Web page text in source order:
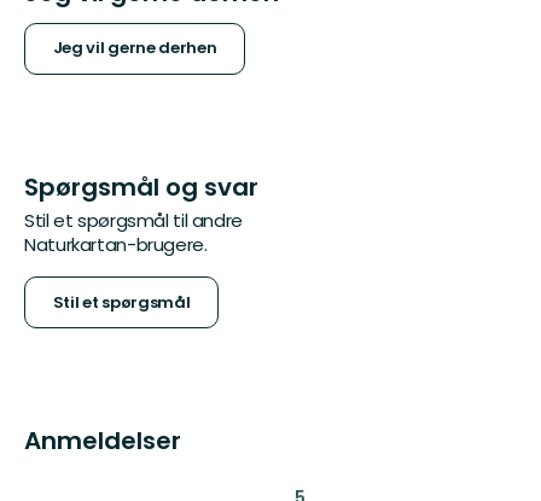
Jeg vil gerne derhen
Spørgsmål og svar
Stil et spørgsmål til andre
Naturkartan-brugere.
Stil et spørgsmål
Anmeldelser